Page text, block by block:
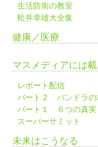
生活防衛の教室
舩井幸雄大全集
健康／医療
マスメディアには
レポート配信
パート２ パンドラの
パート１ ６つの真実
スーパーサミット
未来はこうなる